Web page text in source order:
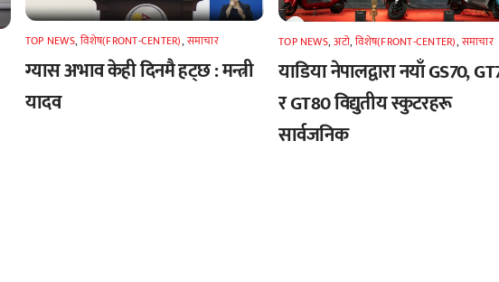
TOP NEWS,विशेष(FRONT-CENTER),समाचार
ग्यास अभाव केही दिनमै हट्छ : मन्त्री
यादव
TOP NEWS,अटाे,विशेष(FRONT-CENTER),समाचार
याडिया नेपालद्वारा नयाँ GS70,
र GT80 विद्युतीय स्कुटरहरू
सार्वजनिक